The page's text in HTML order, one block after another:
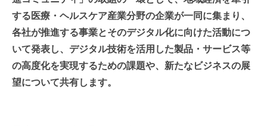
する医療・ヘルスケア産業分野の企業が一同に集まり、
各社が推進する事業とそのデジタル化に向けた活動につ
いて発表し、デジタル技術を活用した製品・サービス等
の高度化を実現するための課題や、新たなビジネスの展
望について共有します。